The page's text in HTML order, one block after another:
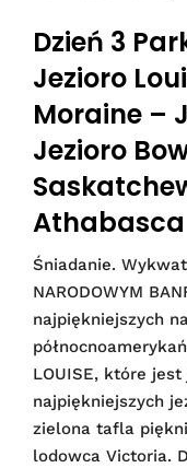
Dzień 3
Jezioro
Moraine –
Jezioro
Athabasca
Śniadanie.
NARODOWYM
najpiękniejszych
LOUISE, które
najpiękniejszych
zielona tafla
lodowca Victoria.